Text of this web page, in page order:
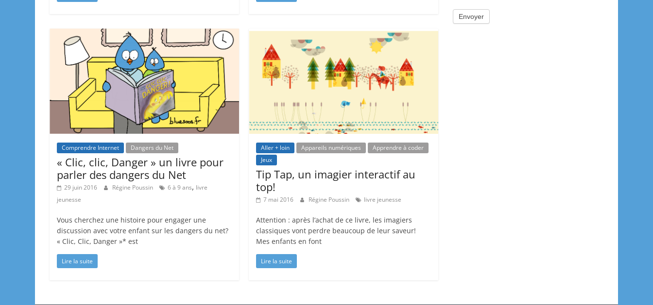
Comprendre Internet Dangers du Net
« Clic, clic, Danger » un livre pour
parler des dangers du Net
29 juin 2016 Régine Poussin 6 à 9 ans, livre
jeunesse
Vous cherchez une histoire pour engager une
discussion avec votre enfant sur les dangers du net?
« Clic, Clic, Danger »* est
Lire la suite
Aller + loin Appareils numériques
Apprendre à coder
Jeux
Tip Tap, un imagier interactif au
top!
7 mai 2016 Régine Poussin livre jeunesse
Attention : après l’achat de ce livre, les imagiers
classiques vont perdre beaucoup de leur saveur!
Mes enfants en font
Lire la suite